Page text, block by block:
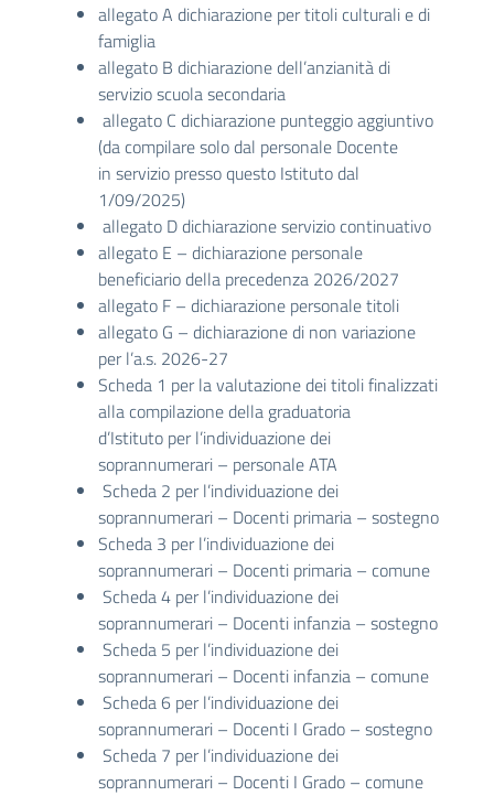
allegato A dichiarazione per titoli culturali e di
famiglia
allegato B dichiarazione dell’anzianità di
servizio scuola secondaria
allegato C dichiarazione punteggio aggiuntivo
(da compilare solo dal personale Docente
in servizio presso questo Istituto dal
1/09/2025)
allegato D dichiarazione servizio continuativo
allegato E – dichiarazione personale
beneficiario della precedenza 2026/2027
allegato F – dichiarazione personale titoli
allegato G – dichiarazione di non variazione
per l’a.s. 2026-27
Scheda 1 per la valutazione dei titoli finalizzati
alla compilazione della graduatoria
d’Istituto per l’individuazione dei
soprannumerari – personale ATA
Scheda 2 per l’individuazione dei
soprannumerari – Docenti primaria – sostegno
Scheda 3 per l’individuazione dei
soprannumerari – Docenti primaria – comune
Scheda 4 per l’individuazione dei
soprannumerari – Docenti infanzia – sostegno
Scheda 5 per l’individuazione dei
soprannumerari – Docenti infanzia – comune
Scheda 6 per l’individuazione dei
soprannumerari – Docenti I Grado – sostegno
Scheda 7 per l’individuazione dei
soprannumerari – Docenti I Grado – comune